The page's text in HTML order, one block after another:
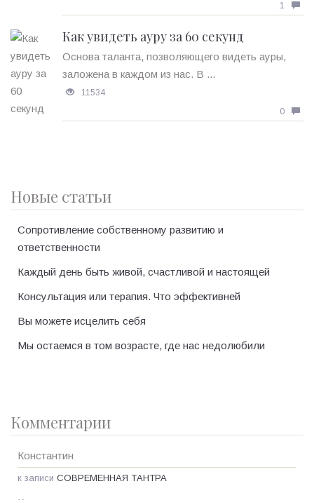
1
Как увидеть ауру за 60 секунд
Основа таланта, позволяющего видеть ауры,
заложена в каждом из нас. В ...
11534
0
Новые статьи
Сопротивление собственному развитию и
ответственности
Каждый день быть живой, счастливой и настоящей
Консультация или терапия. Что эффективней
Вы можете исцелить себя
Мы остаемся в том возрасте, где нас недолюбили
Комментарии
Константин
к записи СОВРЕМЕННАЯ ТАНТРА